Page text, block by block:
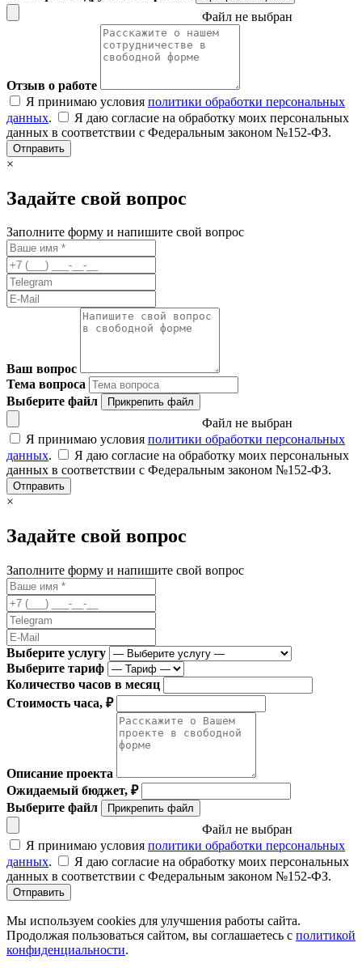
Файл не выбран
Отзыв о работе
Я принимаю условия политики обработки персональных
данных.
Я даю согласие на обработку моих персональных
данных в соответствии с Федеральным законом №152-ФЗ.
Отправить
×
Задайте свой вопрос
Заполните форму и напишите свой вопрос
Ваш вопрос
Тема вопроса
Выберите файл
Прикрепить файл
Файл не выбран
Я принимаю условия политики обработки персональных
данных.
Я даю согласие на обработку моих персональных
данных в соответствии с Федеральным законом №152-ФЗ.
Отправить
×
Задайте свой вопрос
Заполните форму и напишите свой вопрос
Выберите услугу
Выберите тариф
Количество часов в месяц
Стоимость часа, ₽
Описание проекта
Ожидаемый бюджет, ₽
Выберите файл
Прикрепить файл
Файл не выбран
Я принимаю условия политики обработки персональных
данных.
Я даю согласие на обработку моих персональных
данных в соответствии с Федеральным законом №152-ФЗ.
Отправить
Мы используем cookies для улучшения работы сайта.
Продолжая пользоваться сайтом, вы соглашаетесь с политикой
конфиденциальности.